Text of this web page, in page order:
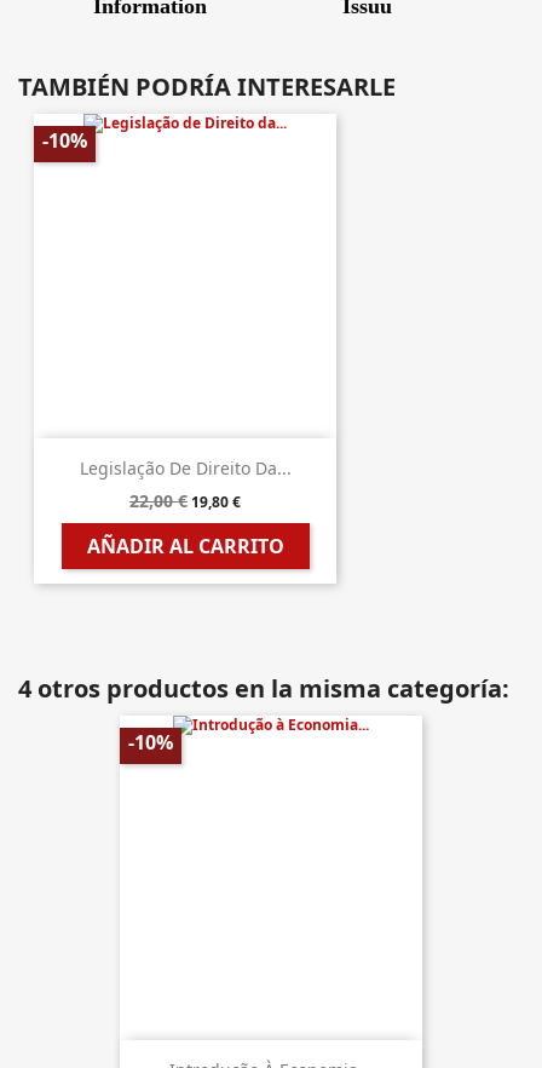
TAMBIÉN PODRÍA INTERESARLE
Legislação De Direito Da...
22,00 € 19,80 €
AÑADIR AL CARRITO
-10%
4 otros productos en la misma categoría:
-10%